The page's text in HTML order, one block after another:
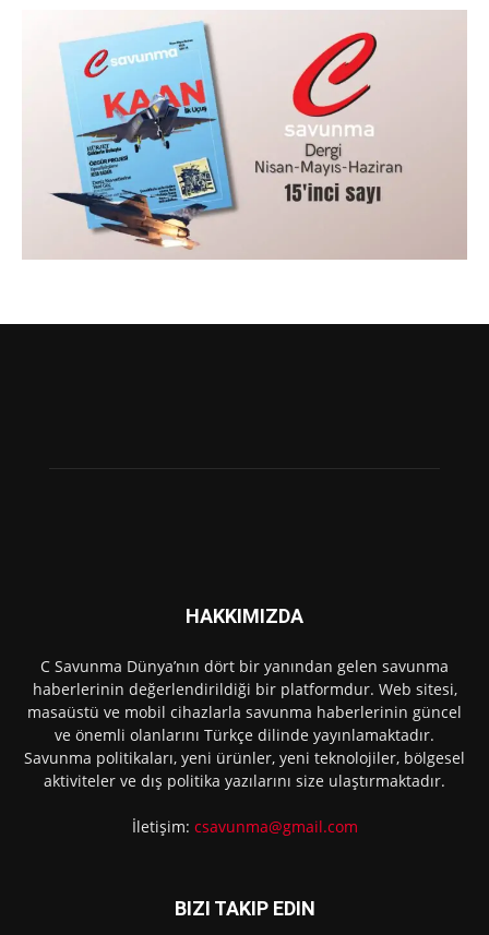
HAKKIMIZDA
C Savunma Dünya’nın dört bir yanından gelen savunma
haberlerinin değerlendirildiği bir platformdur. Web sitesi,
masaüstü ve mobil cihazlarla savunma haberlerinin güncel
ve önemli olanlarını Türkçe dilinde yayınlamaktadır.
Savunma politikaları, yeni ürünler, yeni teknolojiler, bölgesel
aktiviteler ve dış politika yazılarını size ulaştırmaktadır.
İletişim: csavunma@gmail.com
BIZI TAKIP EDIN